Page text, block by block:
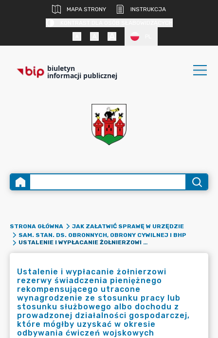
MAPA STRONY
INSTRUKCJA
biuletyn
informacji publicznej
STRONA GŁÓWNA
JAK ZAŁATWIĆ SPRAWĘ W URZĘDZIE
SAM. STAN. DS. OBRONNYCH, OBRONY CYWILNEJ I BHP
USTALENIE I WYPŁACANIE ŻOŁNIERZOWI REZERWY ŚWIADCZENIA PIENIĘŻNEGO REKOMPENSUJĄCEGO UTRACONE WYNAGRODZENIE ZE STOSUNKU PRACY LUB STOSUNKU SŁUŻBOWEGO ALBO DOCHODU Z PROWADZONEJ DZIAŁALNOŚCI GOSPODARCZEJ, KTÓRE MÓGŁBY UZYSKAĆ W OKRESIE ODBYWANIA ĆWICZEŃ WOJSKOWYCH
Ustalenie i wypłacanie żołnierzowi
rezerwy świadczenia pieniężnego
rekompensującego utracone
wynagrodzenie ze stosunku pracy lub
stosunku służbowego albo dochodu z
prowadzonej działalności gospodarczej,
które mógłby uzyskać w okresie
odbywania ćwiczeń wojskowych